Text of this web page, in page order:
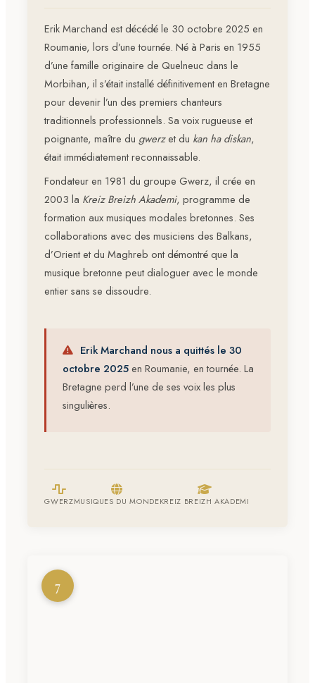
Erik Marchand est décédé le 30 octobre 2025 en
Roumanie, lors d’une tournée. Né à Paris en 1955
d’une famille originaire de Quelneuc dans le
Morbihan, il s’était installé définitivement en Bretagne
pour devenir l’un des premiers chanteurs
traditionnels professionnels. Sa voix rugueuse et
poignante, maître dugwerzet du kan ha diskan,
était immédiatement reconnaissable.
Fondateur en 1981 du groupe Gwerz, il crée en
2003 la Kreiz Breizh Akademi, programme de
formation aux musiques modales bretonnes. Ses
collaborations avec des musiciens des Balkans,
d’Orient et du Maghreb ont démontré que la
musique bretonne peut dialoguer avec le monde
entier sans se dissoudre.
Erik Marchand nous a quittés le 30
octobre 2025en Roumanie, en tournée. La
Bretagne perd l’une de ses voix les plus
singulières.
GWERZMUSIQUES DU MONDEKREIZ BREIZH AKADEMI
7